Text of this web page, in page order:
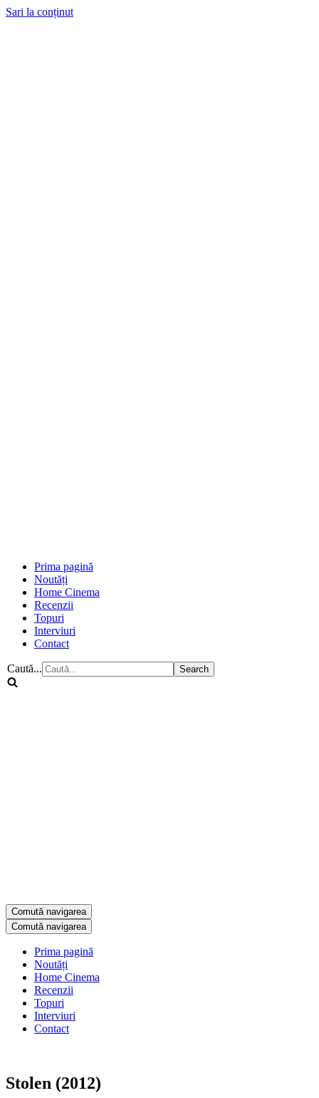
Sari la conținut
Prima pagină
Noutăți
Home Cinema
Recenzii
Topuri
Interviuri
Contact
Caută...
Comută navigarea
Comută navigarea
Prima pagină
Noutăți
Home Cinema
Recenzii
Topuri
Interviuri
Contact
Stolen (2012)